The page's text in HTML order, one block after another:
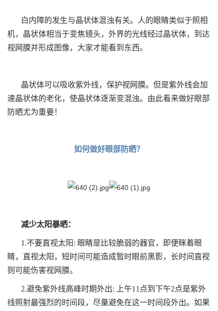
白内障的发生与晶状体混浊有关。人的眼睛类似于照相
机，晶状体相当于变焦镜头，外界的光线经过晶状体，到达
视网膜并形成图像，大家才能看到东西。
晶状体可以吸收紫外线，保护视网膜。但是紫外线会加
速晶状体的老化，使晶状体逐渐变混浊。由此看来做好眼部
防晒尤为重要！
如何做好眼部防晒？
减少太阳暴晒：
1.不要直视太阳: 眼睛是比较脆弱的器官，即便眯着眼
睛，直视太阳，短时间可能造成暂时眼前黑影，长时间直视
则可能伤害视网膜。
2.避免紫外线高峰时期外出: 上午11点到下午2点是紫外
线照射最强烈的时间段，尽量避免在这一时间段外出。如果